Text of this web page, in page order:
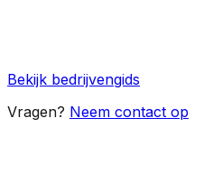
Bekijk bedrijvengids
Vragen? Neem contact op